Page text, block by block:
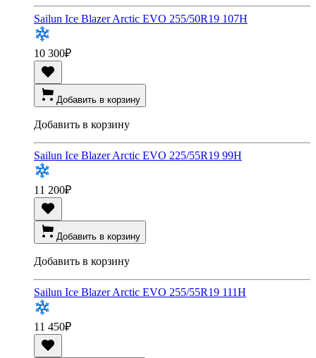
Sailun Ice Blazer Arctic EVO 255/50R19 107H
10 300₽
Добавить в корзину
Добавить в корзину
Sailun Ice Blazer Arctic EVO 225/55R19 99H
11 200₽
Добавить в корзину
Добавить в корзину
Sailun Ice Blazer Arctic EVO 255/55R19 111H
11 450₽